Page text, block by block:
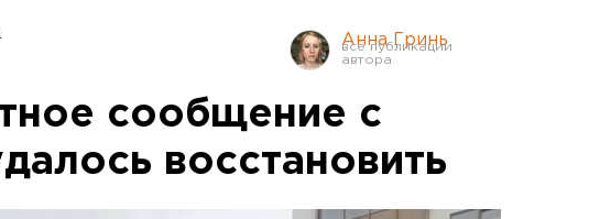
Анна Гринь
сообщение с
восстановить